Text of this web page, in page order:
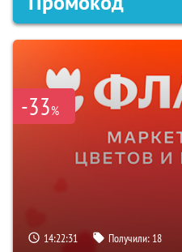
-33%
14:22:30 Получили: 18